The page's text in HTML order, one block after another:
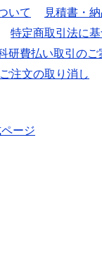
いて
見積書・
特定商取引法に
研費払い取引のご
ご注文の取り消し
ージ